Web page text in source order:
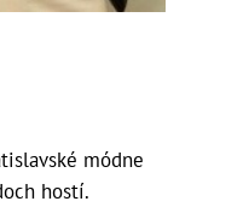
módne
hostí.